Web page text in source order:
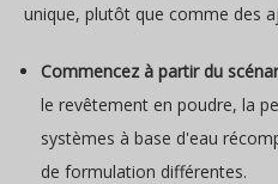
unique, plutôt que comme des
Commencez à partir du
le revêtement en poudre, la
systèmes à base d'eau
de formulation différentes.